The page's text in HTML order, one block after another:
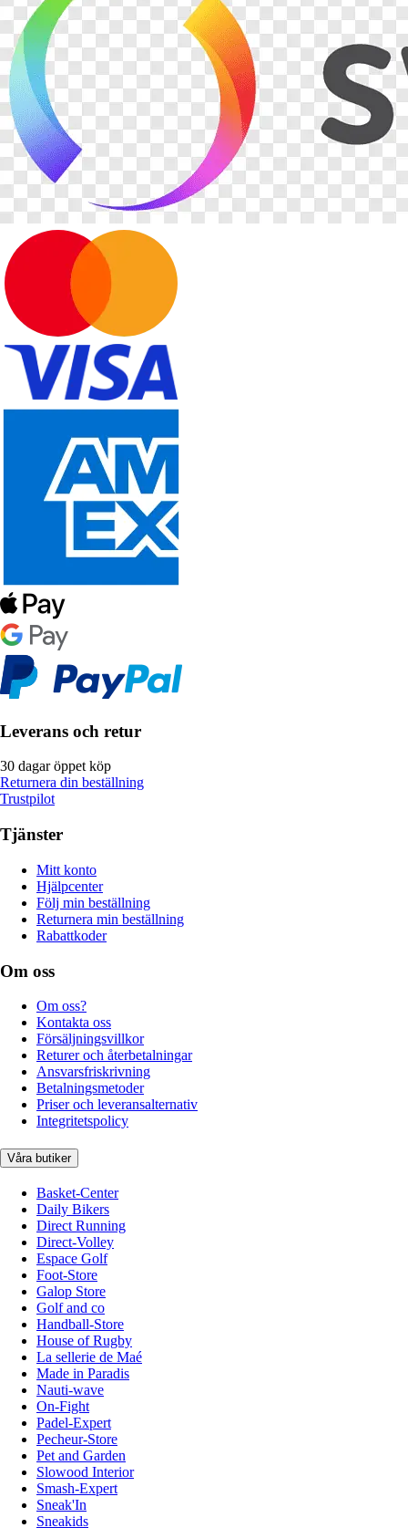
Leverans och retur
30 dagar öppet köp
Returnera din beställning
Trustpilot
Tjänster
Mitt konto
Hjälpcenter
Följ min beställning
Returnera min beställning
Rabattkoder
Om oss
Om oss?
Kontakta oss
Försäljningsvillkor
Returer och återbetalningar
Ansvarsfriskrivning
Betalningsmetoder
Priser och leveransalternativ
Integritetspolicy
Våra butiker
Basket-Center
Daily Bikers
Direct Running
Direct-Volley
Espace Golf
Foot-Store
Galop Store
Golf and co
Handball-Store
House of Rugby
La sellerie de Maé
Made in Paradis
Nauti-wave
On-Fight
Padel-Expert
Pecheur-Store
Pet and Garden
Slowood Interior
Smash-Expert
Sneak'In
Sneakids